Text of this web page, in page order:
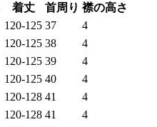
着丈 首周り 襟の高さ
120-125 37
4
120-125 38
4
120-125 39
4
120-125 40
4
120-128 41
4
120-128 41
4